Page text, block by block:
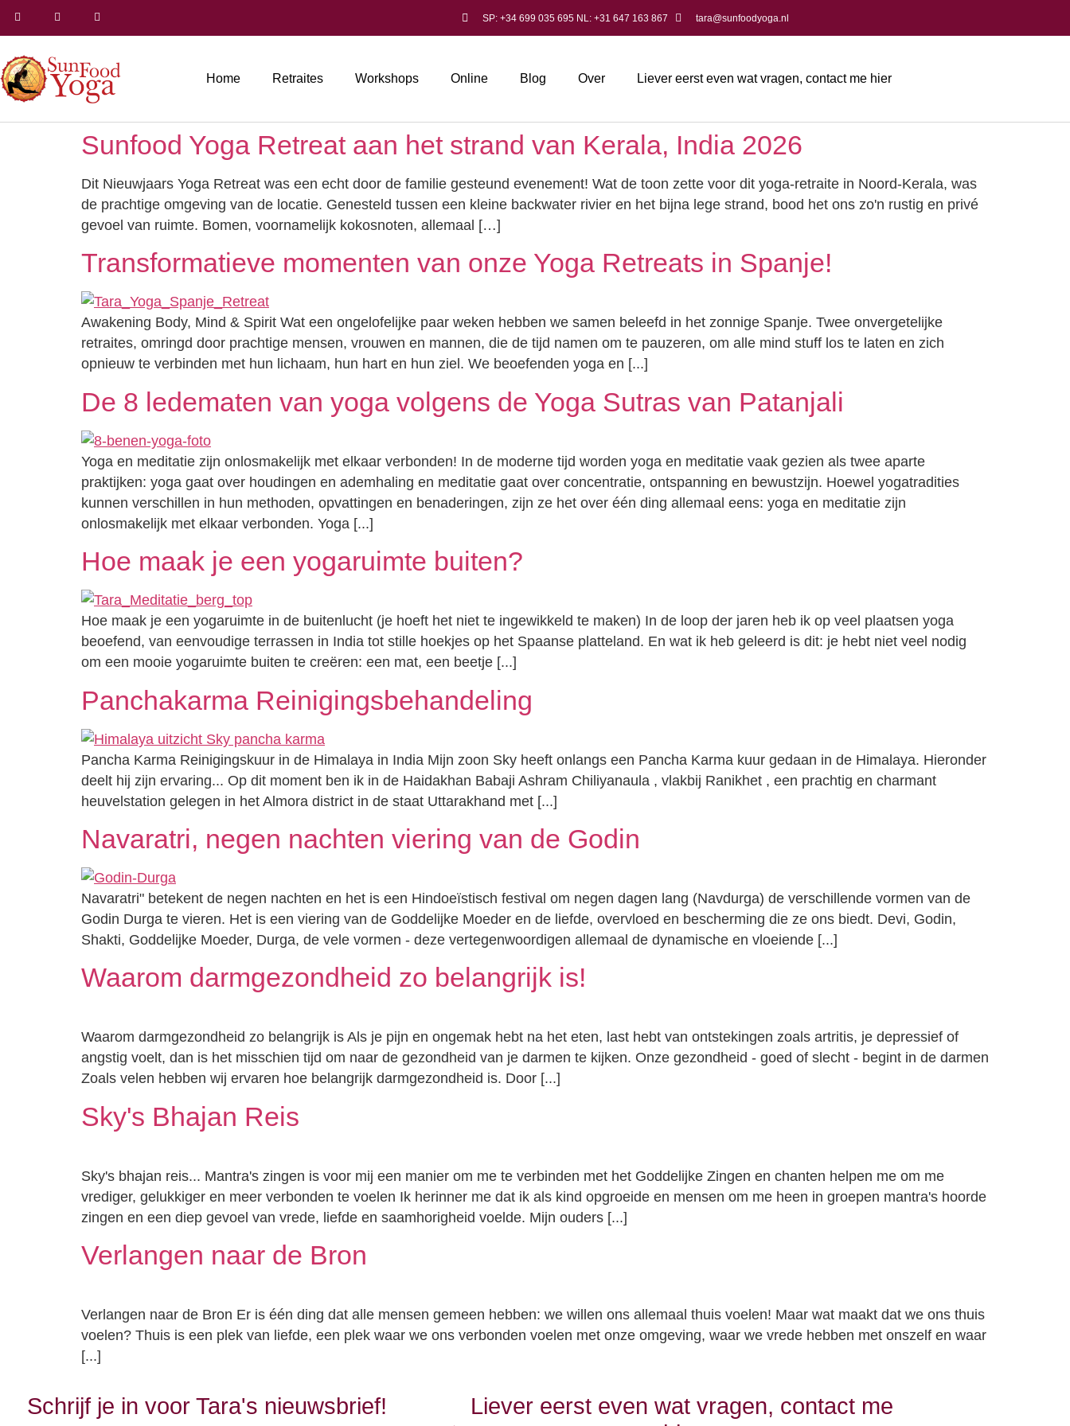
SP: +34 699 035 695 NL: +31 647 163 867 tara@sunfoodyoga.nl
Home Retraites Workshops Online Blog Over Liever eerst even wat vragen, contact me hier
Sunfood Yoga Retreat aan het strand van Kerala, India 2026
Dit Nieuwjaars Yoga Retreat was een echt door de familie gesteund evenement! Wat de toon zette voor dit yoga-retraite in Noord-Kerala, was
de prachtige omgeving van de locatie. Genesteld tussen een kleine backwater rivier en het bijna lege strand, bood het ons zo'n rustig en privé
gevoel van ruimte. Bomen, voornamelijk kokosnoten, allemaal […]
Transformatieve momenten van onze Yoga Retreats in Spanje!
Awakening Body, Mind & Spirit Wat een ongelofelijke paar weken hebben we samen beleefd in het zonnige Spanje. Twee onvergetelijke
retraites, omringd door prachtige mensen, vrouwen en mannen, die de tijd namen om te pauzeren, om alle mind stuff los te laten en zich
opnieuw te verbinden met hun lichaam, hun hart en hun ziel. We beoefenden yoga en [...]
De 8 ledematen van yoga volgens de Yoga Sutras van Patanjali
Yoga en meditatie zijn onlosmakelijk met elkaar verbonden! In de moderne tijd worden yoga en meditatie vaak gezien als twee aparte
praktijken: yoga gaat over houdingen en ademhaling en meditatie gaat over concentratie, ontspanning en bewustzijn. Hoewel yogatradities
kunnen verschillen in hun methoden, opvattingen en benaderingen, zijn ze het over één ding allemaal eens: yoga en meditatie zijn
onlosmakelijk met elkaar verbonden. Yoga [...]
Hoe maak je een yogaruimte buiten?
Hoe maak je een yogaruimte in de buitenlucht (je hoeft het niet te ingewikkeld te maken) In de loop der jaren heb ik op veel plaatsen yoga
beoefend, van eenvoudige terrassen in India tot stille hoekjes op het Spaanse platteland. En wat ik heb geleerd is dit: je hebt niet veel nodig
om een mooie yogaruimte buiten te creëren: een mat, een beetje [...]
Panchakarma Reinigingsbehandeling
Pancha Karma Reinigingskuur in de Himalaya in India Mijn zoon Sky heeft onlangs een Pancha Karma kuur gedaan in de Himalaya. Hieronder
deelt hij zijn ervaring... Op dit moment ben ik in de Haidakhan Babaji Ashram Chiliyanaula , vlakbij Ranikhet , een prachtig en charmant
heuvelstation gelegen in het Almora district in de staat Uttarakhand met [...]
Navaratri, negen nachten viering van de Godin
Navaratri" betekent de negen nachten en het is een Hindoeïstisch festival om negen dagen lang (Navdurga) de verschillende vormen van de
Godin Durga te vieren. Het is een viering van de Goddelijke Moeder en de liefde, overvloed en bescherming die ze ons biedt. Devi, Godin,
Shakti, Goddelijke Moeder, Durga, de vele vormen - deze vertegenwoordigen allemaal de dynamische en vloeiende [...]
Waarom darmgezondheid zo belangrijk is!
Waarom darmgezondheid zo belangrijk is Als je pijn en ongemak hebt na het eten, last hebt van ontstekingen zoals artritis, je depressief of
angstig voelt, dan is het misschien tijd om naar de gezondheid van je darmen te kijken. Onze gezondheid - goed of slecht - begint in de darmen
Zoals velen hebben wij ervaren hoe belangrijk darmgezondheid is. Door [...]
Sky's Bhajan Reis
Sky's bhajan reis... Mantra's zingen is voor mij een manier om me te verbinden met het Goddelijke Zingen en chanten helpen me om me
vrediger, gelukkiger en meer verbonden te voelen Ik herinner me dat ik als kind opgroeide en mensen om me heen in groepen mantra's hoorde
zingen en een diep gevoel van vrede, liefde en saamhorigheid voelde. Mijn ouders [...]
Verlangen naar de Bron
Verlangen naar de Bron Er is één ding dat alle mensen gemeen hebben: we willen ons allemaal thuis voelen! Maar wat maakt dat we ons thuis
voelen? Thuis is een plek van liefde, een plek waar we ons verbonden voelen met onze omgeving, waar we vrede hebben met onszelf en waar
[...]
Schrijf je in voor Tara's nieuwsbrief!
Liever eerst even wat vragen, contact me